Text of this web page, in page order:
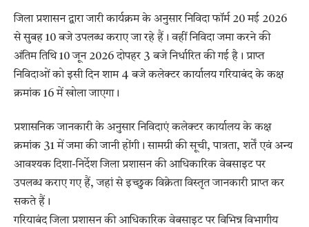
जिला प्रशासन द्वारा जारी कार्यक्रम के अनुसार निविदा फॉर्म 20 मई 2026
से सुबह 10 बजे उपलब्ध कराए जा रहे हैं। वहीं निविदा जमा करने की
अंतिम तिथि 10 जून 2026 दोपहर 3 बजे निर्धारित की गई है। प्राप्त
निविदाओं को इसी दिन शाम 4 बजे कलेक्टर कार्यालय गरियाबंद के कक्ष
क्रमांक 16 में खोला जाएगा।
प्रशासनिक जानकारी के अनुसार निविदाएं कलेक्टर कार्यालय के कक्ष
क्रमांक 31 में जमा की जानी होंगी। सामग्री की सूची, पात्रता, शर्तें एवं अन्य
आवश्यक दिशा-निर्देश जिला प्रशासन की आधिकारिक वेबसाइट पर
उपलब्ध कराए गए हैं, जहां से इच्छुक विक्रेता विस्तृत जानकारी प्राप्त कर
सकते हैं।
गरियाबंद जिला प्रशासन की आधिकारिक वेबसाइट पर विभिन्न विभागीय